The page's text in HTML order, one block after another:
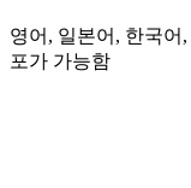
영어, 일본어, 한국어
포가 가능함